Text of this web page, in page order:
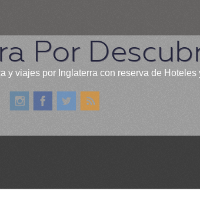
Por
y viajes por Inglaterra con reserva de Hoteles